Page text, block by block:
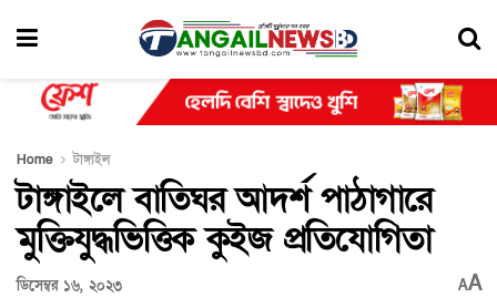
Home টাঙ্গাইল
টাঙ্গাইলে বাতিঘর আদর্শ পাঠাগারে
মুক্তিযুদ্ধভিত্তিক কুইজ প্রতিযোগিতা
ডিসেম্বর ১৬, ২০২৩ AA